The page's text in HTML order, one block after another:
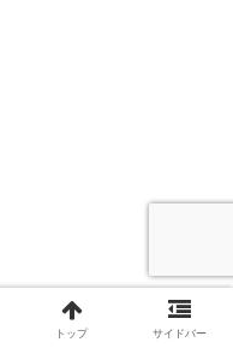
トップ サイドバー